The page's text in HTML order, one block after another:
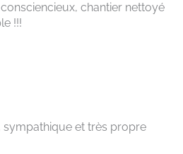
chantier nettoyé
!!!
et très propre